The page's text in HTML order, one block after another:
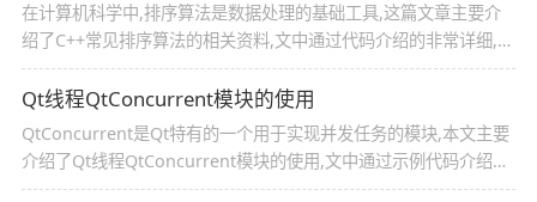
在计算机科学中,排序算法是数据处理的基础工具,这篇文章主要介
绍了C++常见排序算法的相关资料,文中通过代码介绍的非常详细,对
大家学习或者使用C++具有一定的参考借鉴价值,需要的朋友可以参
考下
Qt线程QtConcurrent模块的使用
QtConcurrent是Qt特有的一个用于实现并发任务的模块,本文主要
介绍了Qt线程QtConcurrent模块的使用,文中通过示例代码介绍的
非常详细,需要的朋友们下面随着小编来一起学习学习吧